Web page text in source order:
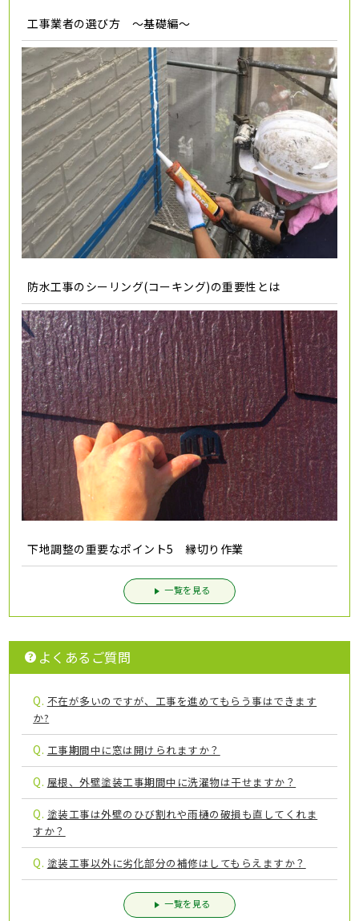
工事業者の選び方 ～基礎編～
防水工事のシーリング(コーキング)の重要性とは
下地調整の重要なポイント5 縁切り作業
一覧を見る
よくあるご質問
Q. 不在が多いのですが、工事を進めてもらう事はできます
か?
Q. 工事期間中に窓は開けられますか？
Q. 屋根、外壁塗装工事期間中に洗濯物は干せますか？
Q. 塗装工事は外壁のひび割れや雨樋の破損も直してくれま
すか？
Q. 塗装工事以外に劣化部分の補修はしてもらえますか？
一覧を見る